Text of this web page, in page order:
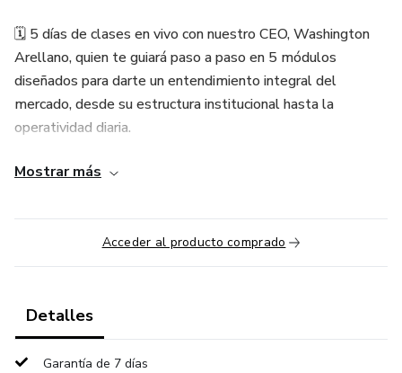
🗓 5 días de clases en vivo con nuestro CEO, Washington
Arellano, quien te guiará paso a paso en 5 módulos
diseñados para darte un entendimiento integral del
mercado, desde su estructura institucional hasta la
operatividad diaria.
🔍 ¿Qué obtendrás?
Aprenderás a proteger tus inversiones y a identificar las
mejores oportunidades.
finanzas como un experto.
Mostrar más
Acceder al producto comprado
Detalles
Garantía de 7 días